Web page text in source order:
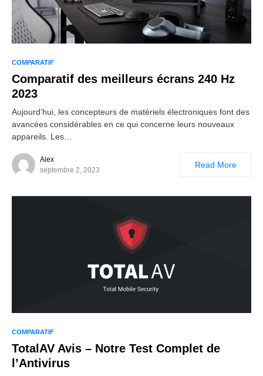
COMPARATIF
Comparatif des meilleurs écrans 240 Hz
2023
Aujourd’hui, les concepteurs de matériels électroniques font des
avancées considérables en ce qui concerne leurs nouveaux
appareils. Les…
Alex
septembre 2, 2023
Read More
COMPARATIF
TotalAV Avis – Notre Test Complet de
l’Antivirus